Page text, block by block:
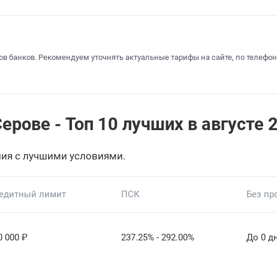
банков. Рекомендуем уточнять актуальные тарифы на сайте, по
- Топ 10 лучших в августе
с лучшими условиями.
лимит ПСК Без
000 ₽ 237.25% - 292.00% До 0